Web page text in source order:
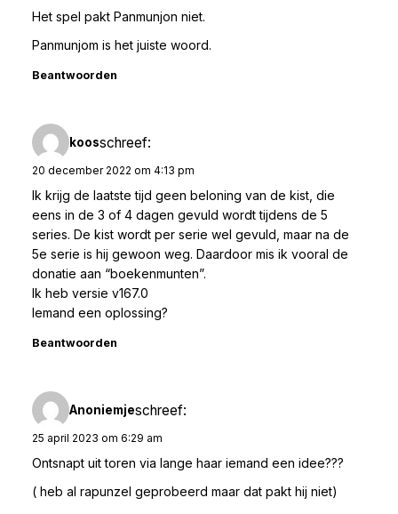
Het spel pakt Panmunjon niet.
Panmunjom is het juiste woord.
Beantwoorden
koosschreef:
20 december 2022 om 4:13 pm
Ik krijg de laatste tijd geen beloning van de kist, die
eens in de 3 of 4 dagen gevuld wordt tijdens de 5
series. De kist wordt per serie wel gevuld, maar na de
5e serie is hij gewoon weg. Daardoor mis ik vooral de
donatie aan “boekenmunten”.
Ik heb versie v167.0
Iemand een oplossing?
Beantwoorden
Anoniemjeschreef:
25 april 2023 om 6:29 am
Ontsnapt uit toren via lange haar iemand een idee???
( heb al rapunzel geprobeerd maar dat pakt hij niet)